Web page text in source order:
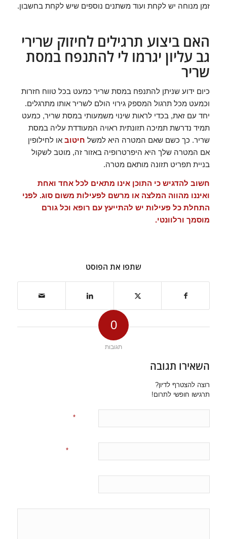
זמן מנוחה יש לקחת ועוד משתנים נוספים שיש לקחת בחשבון.
האם ביצוע תרגילים לחיזוק שרירי
גב עליון יגרמו לי להתנפח במסת
שריר
כיום ידוע שניתן להתנפח במסת שריר כמעט בכל טווח חזרות
וכמעט מכל תרגול המספק גירוי הולם לשריר אותו מתרגלים.
יחד עם זאת, בכדי לראות שינוי משמעותי במסת שריר, כמעט
תמיד נדרשת תמיכה תזונתית ראויה המעודדת עליה במסת
שריר. כך כשם שאם המטרה היא למשל חיטובאו לחילופין
אם המטרה שלך היא היפרטרופיה באזור זה, מוטב לשקול
בניית תפריט תזונה מותאם מטרה.
חשוב להדגיש כי התוכן אינו מתאים לכל אחד ואחת
ואיננו מהווה המלצה או מרשם לפעילות משום סוג. לפני
התחלת כל פעילות יש להתייעץ עם רופא וכל גורם
מוסמך ורלוונטי.
שתפו את הפוסט
0
תגובות
השאירו תגובה
רוצה להצטרף לדיון?
תרגישו חופשי לתרום!
*
*